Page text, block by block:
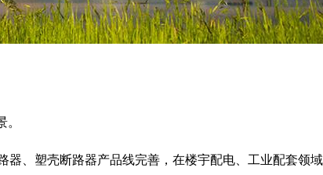
、塑壳断路器产品线完善，在楼宇配电、工业配套领